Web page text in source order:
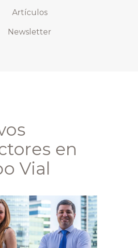
Artículos
Newsletter
en
Vial